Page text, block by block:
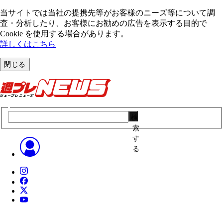
当サイトでは当社の提携先等がお客様のニーズ等について調
査・分析したり、お客様にお勧めの広告を表⽰する⽬的で
Cookie を使⽤する場合があります。
詳しくはこちら
閉じる
索
す
る